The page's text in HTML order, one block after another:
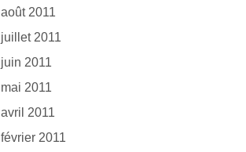
août 2011
juillet 2011
juin 2011
mai 2011
avril 2011
février 2011